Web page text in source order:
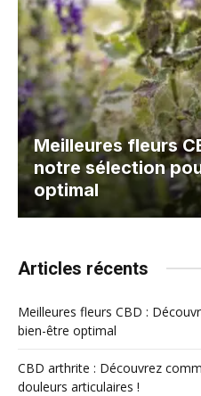
Meilleures fleurs
notre sélection
optimal
Articles récents
Meilleures fleurs CBD :
bien-être optimal
CBD arthrite : Découvrez
douleurs articulaires !